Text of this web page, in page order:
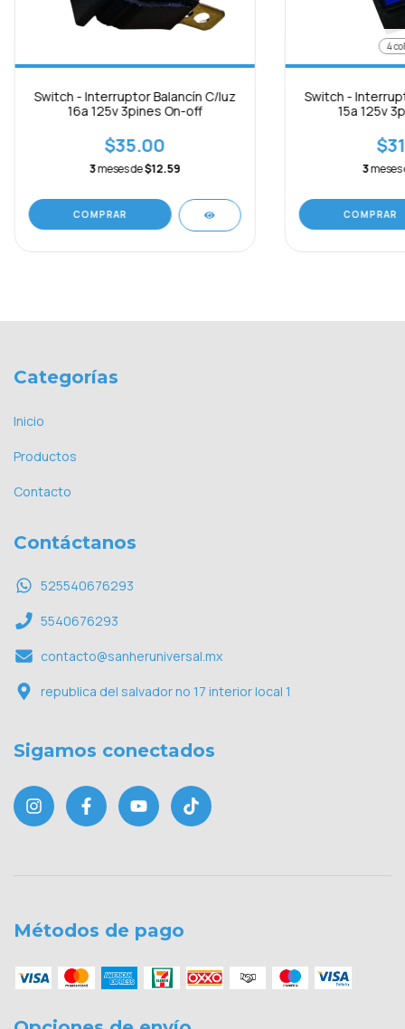
Switch - Interruptor Balancín C/luz
16a 125v 3pines On-off
$35.00
3meses de$12.59
COMPRAR
4
Switch -
15a 125v
3
COMPRAR
Categorías
Inicio
Productos
Contacto
Contáctanos
525540676293
5540676293
contacto@sanheruniversal.mx
republica del salvador no 17 interior local 1
Sigamos conectados
Métodos de pago